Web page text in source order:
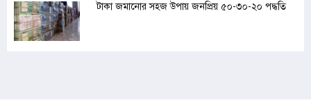
টাকা জমানোর সহজ উপায় জনপ্রিয় ৫০-৩০-২০ পদ্ধতি